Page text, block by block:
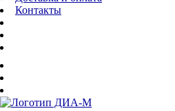
Контакты